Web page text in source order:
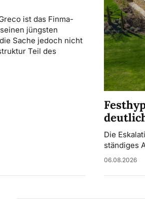
ist das Finma-
jüngsten
Sache jedoch nicht
Teil des
Die
ständiges
06.08.2026